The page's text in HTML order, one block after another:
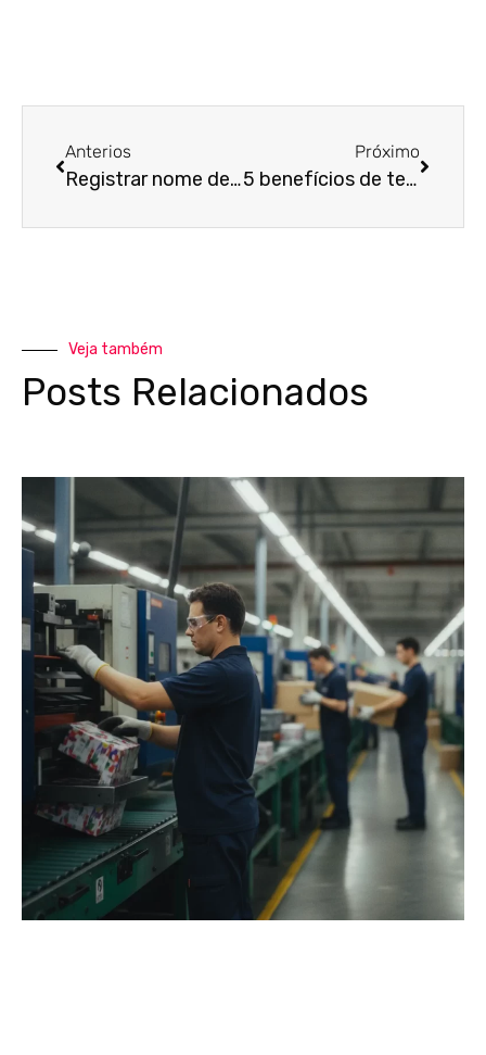
Anterios
Registrar nome de empresa: passo a passo para fazer da forma correta
Próximo
5 benefícios de terceirizar o departamento pessoal da sua empresa
Veja também
Posts Relacionados